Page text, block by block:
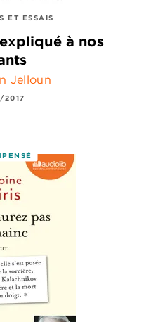
ET ESSAIS
à nos
Jelloun
2017